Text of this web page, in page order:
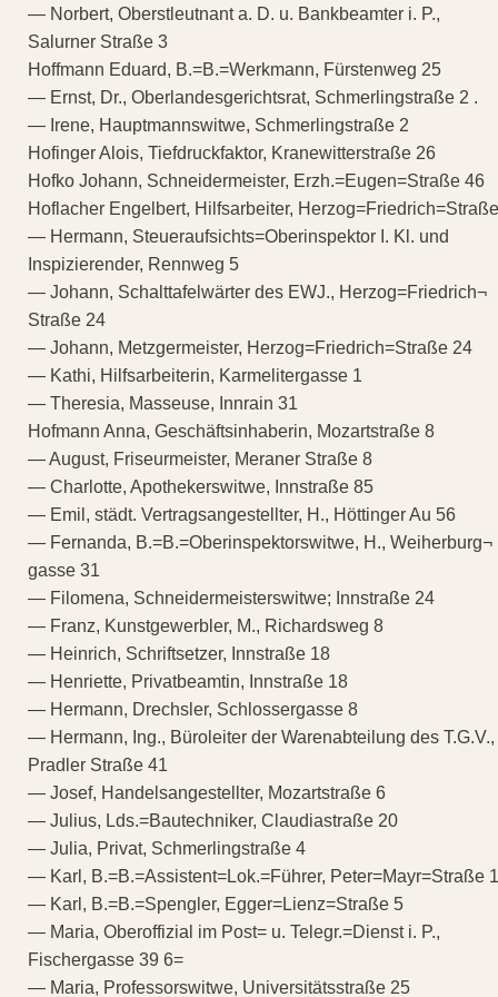
— Norbert, Oberstleutnant a. D. u. Bankbeamter i. P.,
Salurner Straße 3
Hoffmann Eduard, B.=B.=Werkmann, Fürstenweg 25
— Ernst, Dr., Oberlandesgerichtsrat, Schmerlingstraße 2 .
— Irene, Hauptmannswitwe, Schmerlingstraße 2
Hofinger Alois, Tiefdruckfaktor, Kranewitterstraße 26
Hofko Johann, Schneidermeister, Erzh.=Eugen=Straße 46
Hoflacher Engelbert, Hilfsarbeiter,
— Hermann, Steueraufsichts=Oberinspektor I. Kl. und
Inspizierender, Rennweg 5
— Johann, Schalttafelwärter des EWJ., Herzog=Friedrich¬
Straße 24
— Johann, Metzgermeister, Herzog=Friedrich=Straße 24
— Kathi, Hilfsarbeiterin, Karmelitergasse 1
— Theresia, Masseuse, Innrain 31
Hofmann Anna, Geschäftsinhaberin, Mozartstraße 8
— August, Friseurmeister, Meraner Straße 8
— Charlotte, Apothekerswitwe, Innstraße 85
— Emil, städt. Vertragsangestellter, H., Höttinger Au 56
— Fernanda, B.=B.=Oberinspektorswitwe, H., Weiherburg¬
gasse 31
— Filomena, Schneidermeisterswitwe; Innstraße 24
— Franz, Kunstgewerbler, M., Richardsweg 8
— Heinrich, Schriftsetzer, Innstraße 18
— Henriette, Privatbeamtin, Innstraße 18
— Hermann, Drechsler, Schlossergasse 8
— Hermann, Ing., Büroleiter der Warenabteilung des T.G.V.,
Pradler Straße 41
— Josef, Handelsangestellter, Mozartstraße 6
— Julius, Lds.=Bautechniker, Claudiastraße 20
— Julia, Privat, Schmerlingstraße 4
— Karl, B.=B.=Assistent=Lok.=Führer, Peter=Mayr=Straße
— Karl, B.=B.=Spengler, Egger=Lienz=Straße 5
— Maria, Oberoffizial im Post= u. Telegr.=Dienst i. P.,
Fischergasse 39 6=
— Maria, Professorswitwe, Universitätsstraße 25